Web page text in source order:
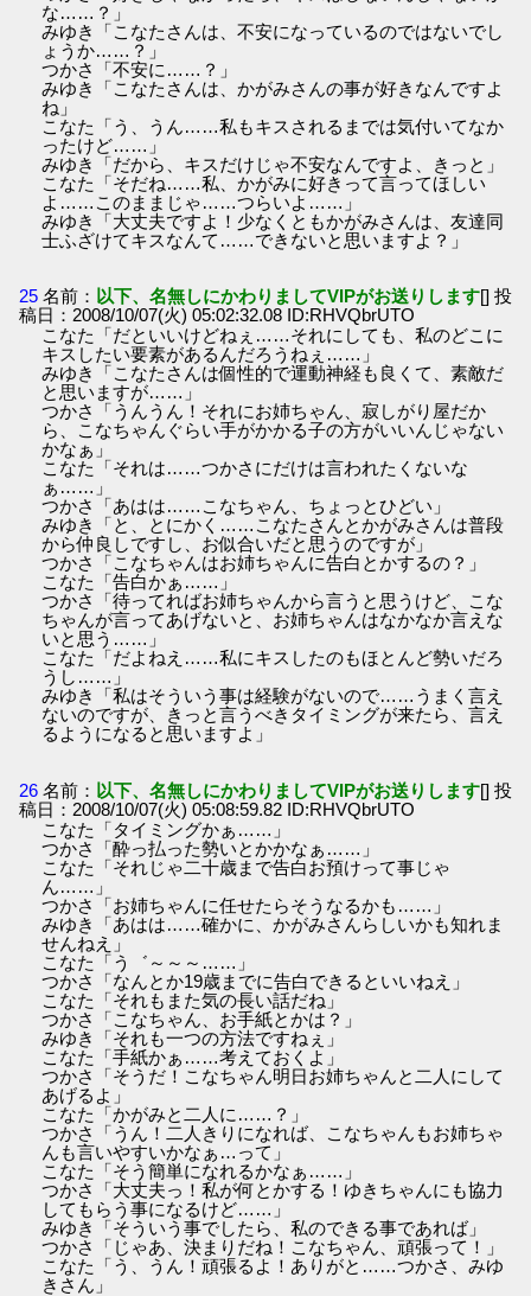
な……？」
みゆき「こなたさんは、不安になっているのではないでし
ょうか……？」
つかさ「不安に……？」
みゆき「こなたさんは、かがみさんの事が好きなんですよ
ね」
こなた「う、うん……私もキスされるまでは気付いてなか
ったけど……」
みゆき「だから、キスだけじゃ不安なんですよ、きっと」
こなた「そだね……私、かがみに好きって言ってほしい
よ……このままじゃ……つらいよ……」
みゆき「大丈夫ですよ！少なくともかがみさんは、友達同
士ふざけてキスなんて……できないと思いますよ？」
25 名前： 以下、名無しにかわりましてVIPがお送りします[] 投
稿日：2008/10/07(火) 05:02:32.08 ID:RHVQbrUTO
こなた「だといいけどねぇ……それにしても、私のどこに
キスしたい要素があるんだろうねぇ……」
みゆき「こなたさんは個性的で運動神経も良くて、素敵だ
と思いますが……」
つかさ「うんうん！それにお姉ちゃん、寂しがり屋だか
ら、こなちゃんぐらい手がかかる子の方がいいんじゃない
かなぁ」
こなた「それは……つかさにだけは言われたくないな
ぁ……」
つかさ「あはは……こなちゃん、ちょっとひどい」
みゆき「と、とにかく……こなたさんとかがみさんは普段
から仲良しですし、お似合いだと思うのですが」
つかさ「こなちゃんはお姉ちゃんに告白とかするの？」
こなた「告白かぁ……」
つかさ「待ってればお姉ちゃんから言うと思うけど、こな
ちゃんが言ってあげないと、お姉ちゃんはなかなか言えな
いと思う……」
こなた「だよねえ……私にキスしたのもほとんど勢いだろ
うし……」
みゆき「私はそういう事は経験がないので……うまく言え
ないのですが、きっと言うべきタイミングが来たら、言え
るようになると思いますよ」
26 名前： 以下、名無しにかわりましてVIPがお送りします[] 投
稿日：2008/10/07(火) 05:08:59.82 ID:RHVQbrUTO
こなた「タイミングかぁ……」
つかさ「酔っ払った勢いとかかなぁ……」
こなた「それじゃ二十歳まで告白お預けって事じゃ
ん……」
つかさ「お姉ちゃんに任せたらそうなるかも……」
みゆき「あはは……確かに、かがみさんらしいかも知れま
せんねえ」
こなた「う゛～～～……」
つかさ「なんとか19歳までに告白できるといいねえ」
こなた「それもまた気の長い話だね」
つかさ「こなちゃん、お手紙とかは？」
みゆき「それも一つの方法ですねぇ」
こなた「手紙かぁ……考えておくよ」
つかさ「そうだ！こなちゃん明日お姉ちゃんと二人にして
あげるよ」
こなた「かがみと二人に……？」
つかさ「うん！二人きりになれば、こなちゃんもお姉ちゃ
んも言いやすいかなぁ…って」
こなた「そう簡単になれるかなぁ……」
つかさ「大丈夫っ！私が何とかする！ゆきちゃんにも協力
してもらう事になるけど……」
みゆき「そういう事でしたら、私のできる事であれば」
つかさ「じゃあ、決まりだね！こなちゃん、頑張って！」
こなた「う、うん！頑張るよ！ありがと……つかさ、みゆ
きさん」